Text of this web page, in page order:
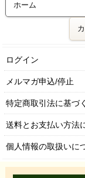
ホーム
ログイン
メルマガ申込/停止
特定商取引法に基づ
送料とお支払い方法
個人情報の取扱いに